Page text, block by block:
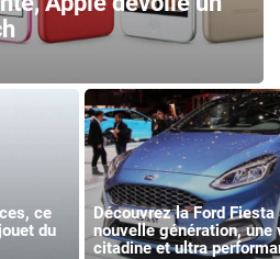
ce
du
Découvrez la Ford Fiesta
nouvelle génération, une
citadine et ultra